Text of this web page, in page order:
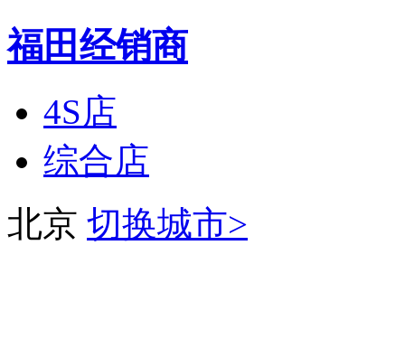
福田经销商
4S店
综合店
北京 切换城市>